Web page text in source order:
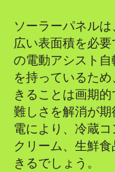
ソーラーパネル
広い表面積を必
の電動アシスト
を持っているた
きることは画期
難しさを解消が
電により、冷蔵
クリーム、生鮮
きるでしょう。